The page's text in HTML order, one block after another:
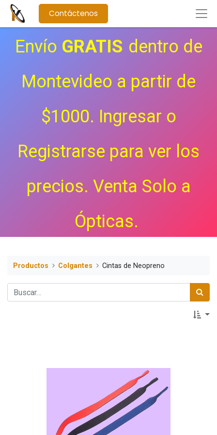
Contáctenos
Envío GRATIS dentro de
Montevideo a partir de
$1000. Ingresar o
Registrarse para ver los
precios. Venta Solo a
Ópticas.
Productos Colgantes Cintas de Neopreno